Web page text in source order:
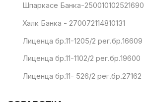
Шпаркасе Банка-250010102521690
Халк Банка - 270072114810131
Лиценца бр.11-1205/2 рег.бр.16609
Лиценца бр.11-1102/2 рег.бр.19600
Лиценца бр.11- 526/2 рег.бр.27162